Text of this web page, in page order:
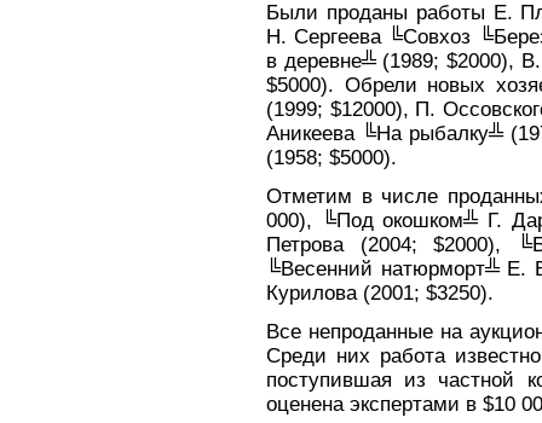
Были проданы работы Е.
Н. Сергеева ╚Совхоз
в деревне╩ (1989; $2000),
$5000). Обрели новых
(1999; $12000), П.
Аникеева ╚На рыбалку╩
(1958; $5000).
Отметим в числе
000), ╚Под окошком╩ Г.
Петрова (2004; $2000),
╚Весенний натюрморт╩ Е.
Курилова (2001; $3250).
Все непроданные на
Среди них работа
поступившая из частной
оценена экспертами в $10